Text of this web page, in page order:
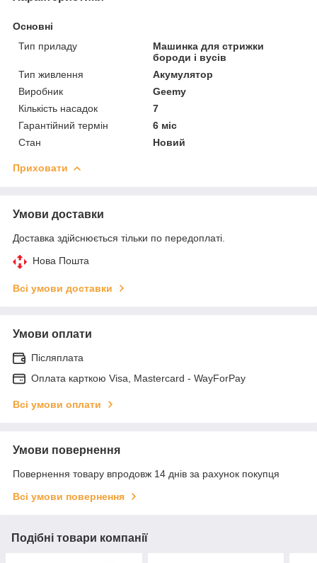
Основні
Тип приладу
Машинка для стрижки
бороди і вусів
Тип живлення
Акумулятор
Виробник
Geemy
Кількість насадок
7
Гарантійний термін
6 міс
Стан
Новий
Приховати
Умови доставки
Доставка здійснюється тільки по передоплаті.
Нова Пошта
Всі умови доставки
Умови оплати
Післяплата
Оплата карткою Visa, Mastercard - WayForPay
Всі умови оплати
Умови повернення
Повернення товару впродовж 14 днів за рахунок покупця
Всі умови повернення
Подібні товари компанії